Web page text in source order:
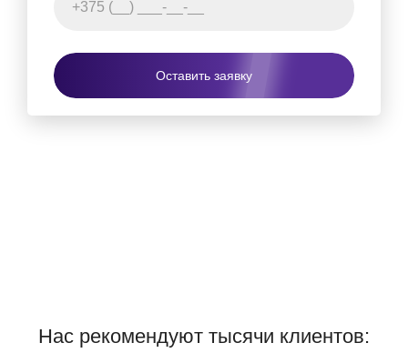
Оставить заявку
Нас рекомендуют тысячи клиентов: